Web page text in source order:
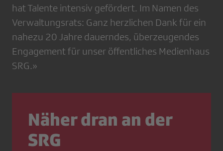
hat Talente intensiv gefördert. Im Namen des
Verwaltungsrats: Ganz herzlichen Dank für ein
nahezu 20 Jahre dauerndes, überzeugendes
Engagement für unser öffentliches Medienhaus
SRG.»
Näher dran an der
SRG